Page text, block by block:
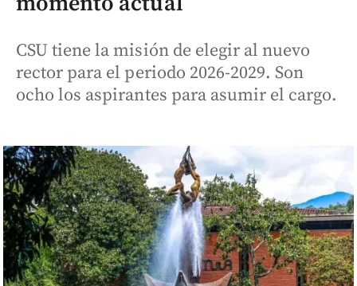
CSU tiene la misión de elegir al nuevo
rector para el periodo 2026-2029. Son
ocho los aspirantes para asumir el cargo.